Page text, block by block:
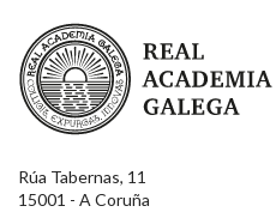
Real Academia Galega
Rúa Tabernas, 11
15001 - A Coruña